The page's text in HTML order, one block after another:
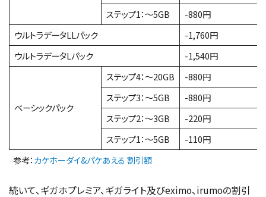
ステップ1：〜5GB
-880円
ウルトラデータLLパック
-1,760円
ウルトラデータLパック
-1,540円
ベーシックパック
ステップ4：〜20GB
-880円
ステップ3：〜5GB
-880円
ステップ2：〜3GB
-220円
ステップ1：〜5GB
-110円
参考： カケホーダイ&パケあえる 割引額
続いて、ギガホプレミア、ギガライト及びeximo、irumoの割引